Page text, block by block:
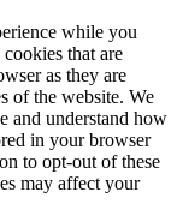
while you
that are
as they are
of the website. We
and understand how
in your browser
to opt-out of these
may affect your